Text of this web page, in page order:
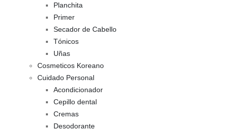
Planchita
Primer
Secador de Cabello
Tónicos
Uñas
Cosmeticos Koreano
Cuidado Personal
Acondicionador
Cepillo dental
Cremas
Desodorante